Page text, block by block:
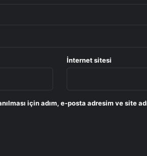
İnternet sitesi
için adım, e-posta adresim ve site